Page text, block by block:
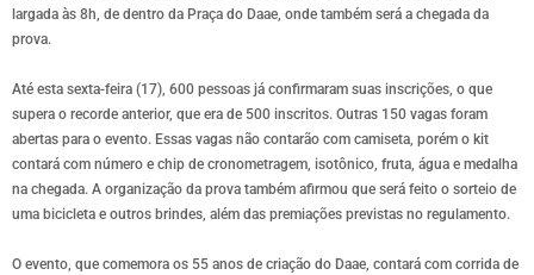
largada às 8h, de dentro da Praça do Daae, onde também será a chegada da
prova.
Até esta sexta-feira (17), 600 pessoas já confirmaram suas inscrições, o que
supera o recorde anterior, que era de 500 inscritos. Outras 150 vagas foram
abertas para o evento. Essas vagas não contarão com camiseta, porém o kit
contará com número e chip de cronometragem, isotônico, fruta, água e medalha
na chegada. A organização da prova também afirmou que será feito o sorteio de
uma bicicleta e outros brindes, além das premiações previstas no regulamento.
O evento, que comemora os 55 anos de criação do Daae, contará com corrida de